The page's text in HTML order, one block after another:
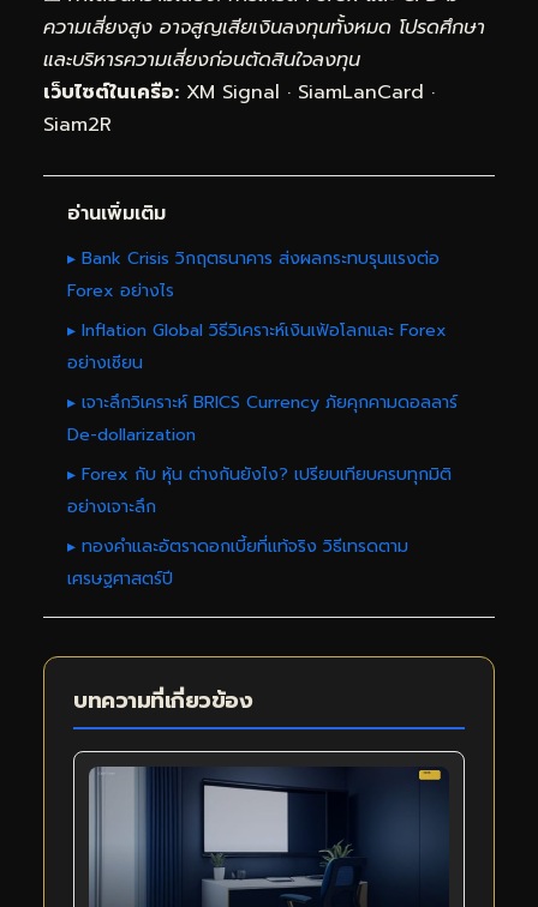
ความเสี่ยงสูง อาจสูญเสียเงินลงทุนทั้งหมด โปรดศึกษา
และบริหารความเสี่ยงก่อนตัดสินใจลงทุน
เว็บไซต์ในเครือ: XM Signal · SiamLanCard ·
Siam2R
อ่านเพิ่มเติม
▸ Bank Crisis วิกฤตธนาคาร ส่งผลกระทบรุนแรงต่อ
Forex อย่างไร
▸ Inflation Global วิธีวิเคราะห์เงินเฟ้อโลกและ Forex
อย่างเซียน
▸ เจาะลึกวิเคราะห์ BRICS Currency ภัยคุกคามดอลลาร์
De-dollarization
▸ Forex กับ หุ้น ต่างกันยังไง? เปรียบเทียบครบทุกมิติ
อย่างเจาะลึก
▸ ทองคำและอัตราดอกเบี้ยที่แท้จริง วิธีเทรดตาม
เศรษฐศาสตร์ปี
บทความที่เกี่ยวข้อง